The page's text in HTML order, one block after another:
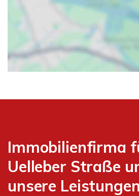
Immobilienfirma
Uelleber Straße
unsere Leistungen